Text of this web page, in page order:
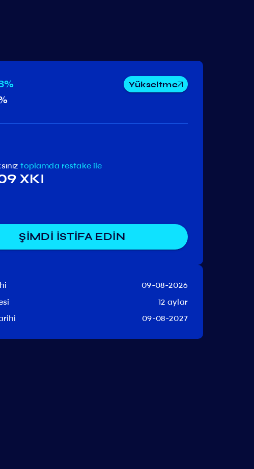
Yükseltme
toplamda restake ile
XKI
ŞİMDİ İSTİFA EDİN
09-08-2026
12 aylar
09-08-2027